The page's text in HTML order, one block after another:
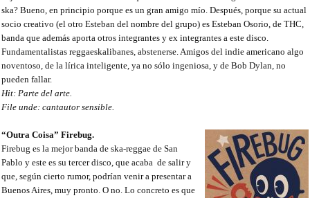
ska? Bueno, en principio porque es un gran amigo mío. Después, porque su actual
socio creativo (el otro Esteban del nombre del grupo) es Esteban Osorio, de THC,
banda que además aporta otros integrantes y ex integrantes a este disco.
Fundamentalistas reggaeskalibanes, abstenerse. Amigos del indie americano algo
noventoso, de la lírica inteligente, ya no sólo ingeniosa, y de Bob Dylan, no
pueden fallar.
Hit: Parte del arte.
File unde: cantautor sensible.
“Outra Coisa” Firebug.
Firebug es la mejor banda de ska-reggae de San
Pablo y este es su tercer disco, que acaba de salir y
que, según cierto rumor, podrían venir a presentar a
Buenos Aires, muy pronto. O no. Lo concreto es que